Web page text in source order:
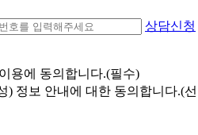
상담신청
용에 동의합니다.(필수)
) 정보 안내에 대한 동의합니다.(